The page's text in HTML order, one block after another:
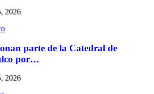
2026
parte de la Catedral de
por…
2026